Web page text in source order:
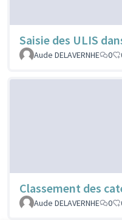
Saisie des ULIS
Aude DELAVERNHE 0
Classement des
Aude DELAVERNHE 0